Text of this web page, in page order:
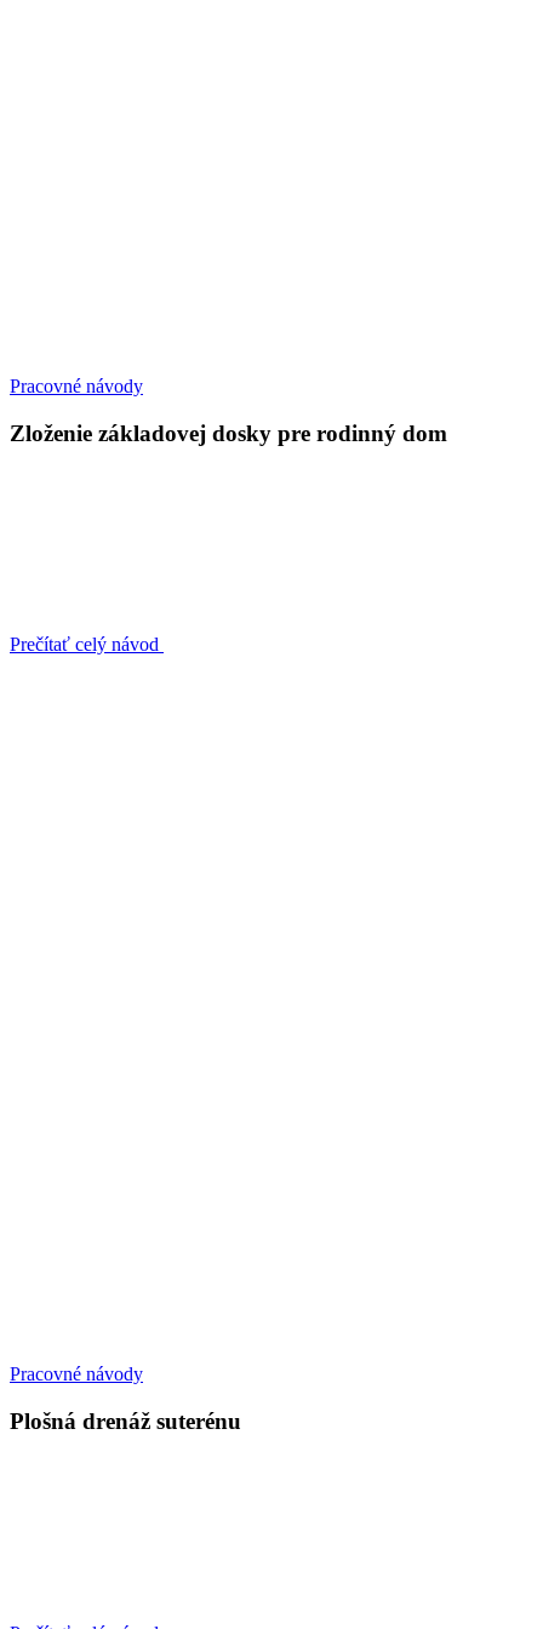
Pracovné návody
Zloženie základovej dosky pre rodinný dom
Prečítať celý návod
Pracovné návody
Plošná drenáž suterénu